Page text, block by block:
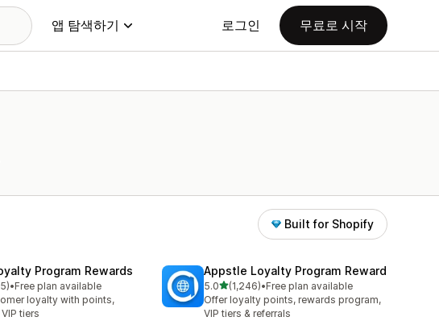
앱 탐색하기 로그인 무료로 시작
Built for Shopify
Program Rewards
개
•Free plan available
loyalty with points,
tiers
Appstle Loyalty Program Reward
5.0별 5개 중
(1,246)
총 리뷰 1246개
•Free plan available
Offer loyalty points, rewards program,
VIP tiers & referrals